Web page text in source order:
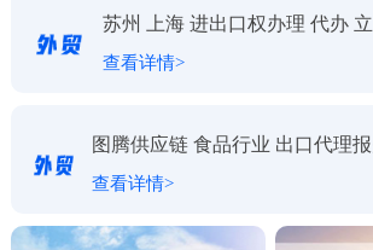
苏州 上海 进出口权办理 代办
代理
查看详情>
图腾供应链 食品行业 出口代理
易
查看详情>